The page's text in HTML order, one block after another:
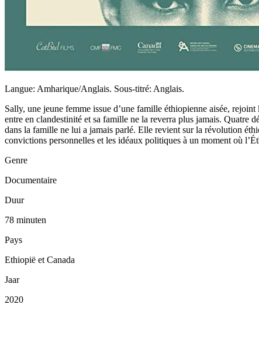
Langue: Amharique/Anglais. Sous-titré: Anglais.
Sally, une jeune femme issue d’une famille éthiopienne aisée,
entre en clandestinité et sa famille ne la reverra plus jamais. Quatre
dans la famille ne lui a jamais parlé. Elle revient sur la révolution
convictions personnelles et les idéaux politiques à un moment où
Genre
Documentaire
Duur
78 minuten
Pays
Ethiopië et Canada
Jaar
2020